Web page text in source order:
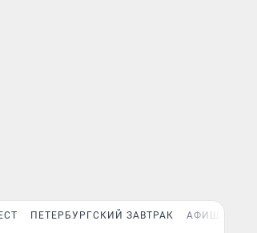
ПЕТЕРБУРГСКИЙ ЗАВТРАК АФИША PLUS